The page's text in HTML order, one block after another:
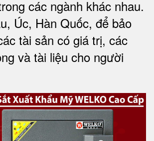
các ngành khác nhau.
Úc, Hàn Quốc, để bảo
tài sản có giá trị, các
và tài liệu cho người